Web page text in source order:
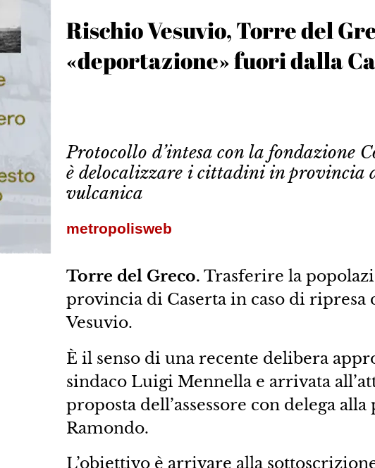
Rischio Vesuvio, Torre del
«deportazione» fuori dalla
Protocollo d’intesa con la fondazione
è delocalizzare i cittadini in provincia
vulcanica
metropolisweb
Torre del Greco. Trasferire la
provincia di Caserta in caso di
Vesuvio.
È il senso di una recente delibera
sindaco Luigi Mennella e arrivata
proposta dell’assessore con delega
Ramondo.
L’obiettivo è arrivare alla